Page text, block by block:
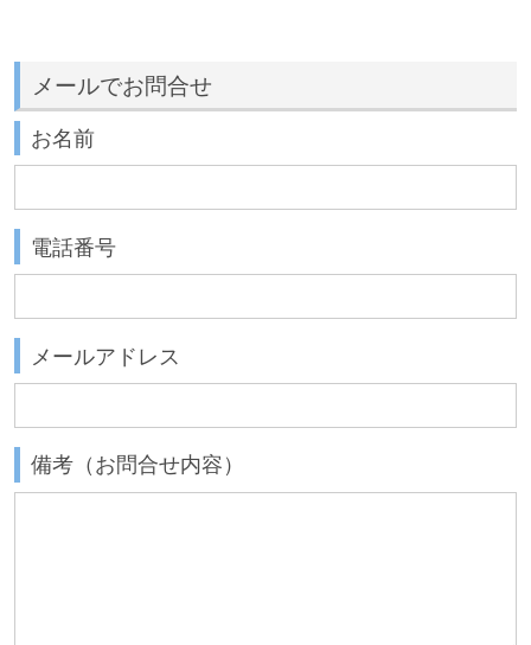
メールでお問合せ
お名前
電話番号
メールアドレス
備考（お問合せ内容）